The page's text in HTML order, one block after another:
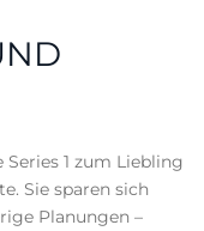
Series 1 zum Liebling
Sie sparen sich
Planungen –